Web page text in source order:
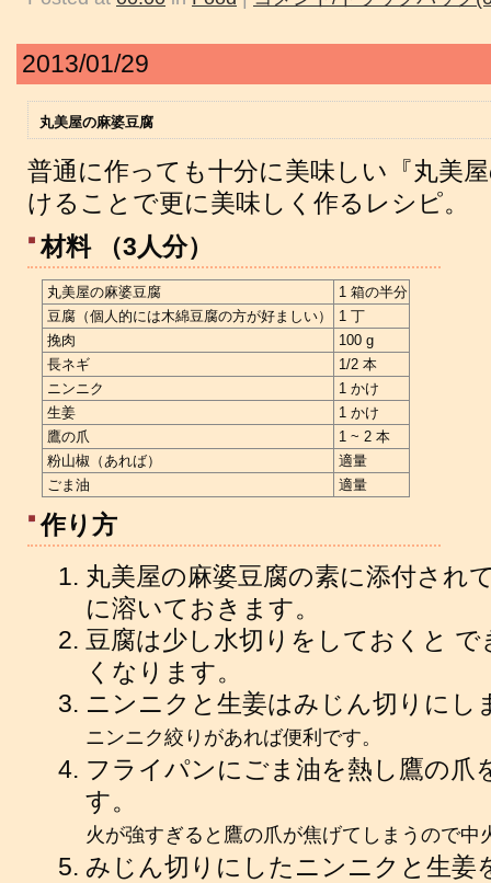
2013/01/29
丸美屋の麻婆豆腐
普通に作っても十分に美味しい『丸美
けることで更に美味しく作るレシピ。
材料 （3人分）
丸美屋の麻婆豆腐
1 箱の半分
豆腐（個人的には木綿豆腐の方が好ましい）
1 丁
挽肉
100 g
長ネギ
1/2 本
ニンニク
1 かけ
生姜
1 かけ
鷹の爪
1 ~ 2 本
粉山椒（あれば）
適量
ごま油
適量
作り方
丸美屋の麻婆豆腐の素に添付され
に溶いておきます。
豆腐は少し水切りをしておくと
くなります。
ニンニクと生姜はみじん切りにし
ニンニク絞りがあれば便利です。
フライパンにごま油を熱し鷹の爪
す。
火が強すぎると鷹の爪が焦げてしまうので中
みじん切りにしたニンニクと生姜